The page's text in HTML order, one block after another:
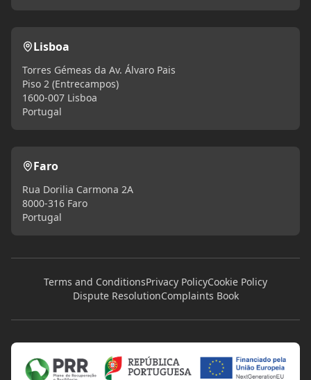
Lisboa
Torres Gémeas da Av. Álvaro Pais
Piso 2 (Entrecampos)
1600-007 Lisboa
Portugal
Faro
Rua Dorilia Carmona 2A
8000-316 Faro
Portugal
Terms and ConditionsPrivacy PolicyCookie Policy
Dispute ResolutionComplaints Book